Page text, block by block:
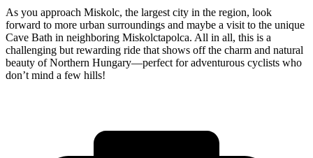
As you approach Miskolc, the largest city in the region, look
forward to more urban surroundings and maybe a visit to the unique
Cave Bath in neighboring Miskolctapolca. All in all, this is a
challenging but rewarding ride that shows off the charm and natural
beauty of Northern Hungary—perfect for adventurous cyclists who
don’t mind a few hills!